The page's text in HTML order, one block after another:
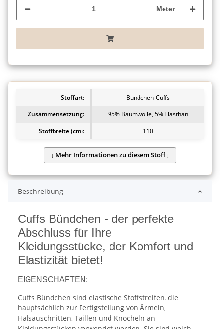
Meter
Stoffart:
Bündchen-Cuffs
Zusammensetzung:
95% Baumwolle, 5% Elasthan
Stoffbreite (cm):
110
Beschreibung
Cuffs Bündchen - der perfekte
Abschluss für Ihre
Kleidungsstücke, der Komfort und
Elastizität bietet!
EIGENSCHAFTEN:
Cuffs Bündchen sind elastische Stoffstreifen, die
hauptsächlich zur Fertigstellung von Ärmeln,
Halsauschnitten, Taillen und Knöcheln an